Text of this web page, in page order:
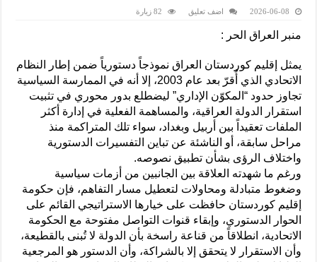
2026-06-08 اضف تعليق 82 زيارة
منبر العراق الحر :
يمثل إقليم كوردستان العراق نموذجاً دستورياً ضمن إطار النظام
الاتحادي الذي أُقرّ بعد عام 2003، إلا أنه في الممارسة السياسية
تجاوز حدود “المكوّن الإداري” ليضطلع بدور محوري في تثبيت
استقرار الدولة العراقية، والمساهمة الفعلية في إدارة أكثر
الملفات تعقيداً بين أربيل وبغداد، سواء تلك المتراكمة منذ
مراحل سابقة، أو الناشئة عن تباين التفسيرات الدستورية
واختلاف الرؤى بشأن تطبيق نصوصه.
ورغم ما شهدته العلاقة بين الجانبين من أزمات سياسية
وضغوط متبادلة ومحاولات لتعطيل مسار التفاهم، فإن حكومة
إقليم كوردستان حافظت على خيارها الاستراتيجي القائم على
الحوار الدستوري، وإبقاء قنوات التواصل مفتوحة مع الحكومة
الاتحادية، انطلاقاً من قناعة راسخة بأن الدولة لا تُبنى بالقطيعة،
وأن الاستقرار لا يتحقق إلا بالشراكة، وأن الدستور هو المرجعية